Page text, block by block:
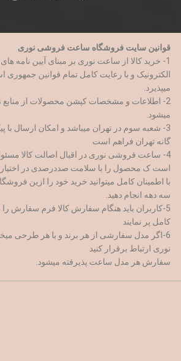
قوانین سایت فروشگاه ساعت فروشی نوری
1- خرید کالا از ساعت نوری بر مبنای آیین نامه
الکترونیک و با رعایت کامل تمام قوانین
میپذیرد.
2- اطلاعات و مشخصات کپشن محصولات از منابع
میشود.
گانه تهران فراهم است
4- ساعت فروشی نوری در اقبال اصالت کالا
است ک محصول را با سلامت صددرصدی در
با اطمینان کامل میتوانید خرید خود را ازین
سه دهه انجام دهید.
5-کاربران باید هنگام سفارش کالا فرم سفارش
کامل پر نمایند
6-اگر مدل سفارشی از هر برند و با هر طرحی
نوری ارتباط برقرار کنید
سفارش هر مدل ساعت پذیرفته میشود.